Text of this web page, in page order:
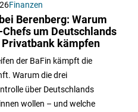
Finanzen
Berenberg: Warum
Chefs um Deutschlands
kämpfen
der BaFin kämpft die
Warum die drei
über Deutschlands
wollen – und welche